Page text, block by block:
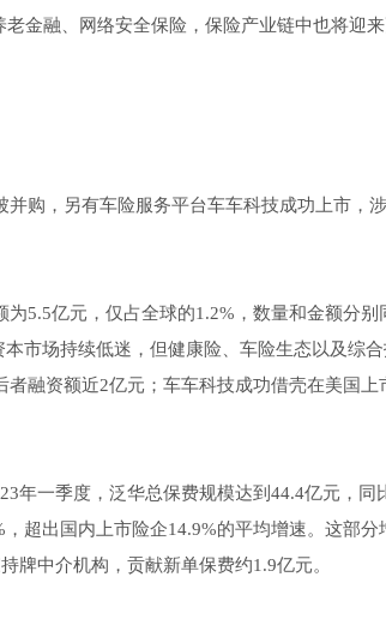
金融、网络安全保险，保险产业链中也将迎
购，另有车险服务平台车车科技成功上市，
5.5亿元，仅占全球的1.2%，数量和金额分别
市场持续低迷，但健康险、车险生态以及综
者融资额近2亿元；车车科技成功借壳在美国上
年一季度，泛华总保费规模达到44.4亿元，同
超出国内上市险企14.9%的平均增速。这部分
牌中介机构，贡献新单保费约1.9亿元。